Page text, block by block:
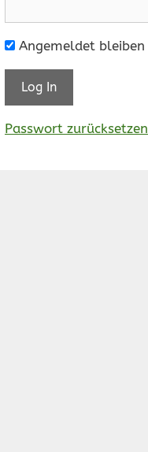
Angemeldet bleiben
Passwort zurücksetzen